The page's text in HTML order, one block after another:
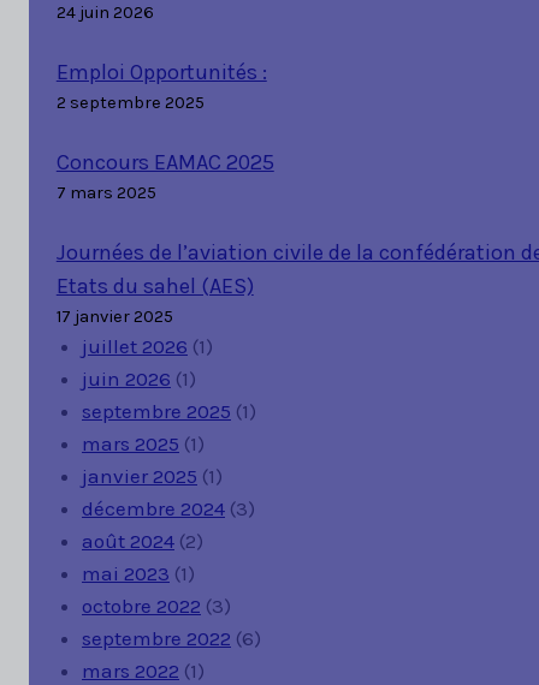
24 juin 2026
Emploi Opportunités :
2 septembre 2025
Concours EAMAC 2025
7 mars 2025
Journées de l’aviation civile de la confédération
Etats du sahel (AES)
17 janvier 2025
juillet 2026 (1)
juin 2026 (1)
septembre 2025 (1)
mars 2025 (1)
janvier 2025 (1)
décembre 2024 (3)
août 2024 (2)
mai 2023 (1)
octobre 2022 (3)
septembre 2022 (6)
mars 2022 (1)